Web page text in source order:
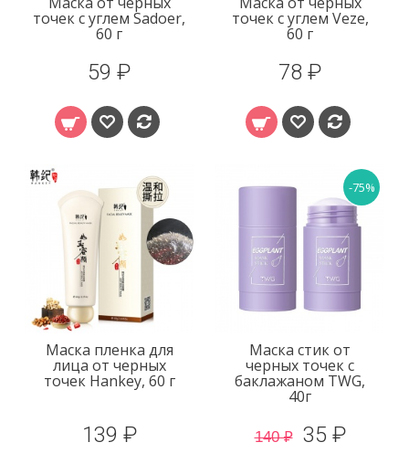
точек с углем Sadoer,
60 г
59 ₽
точек с углем Veze,
60 г
78 ₽
Маска пленка для
лица от черных
точек Hankey, 60 г
139 ₽
-75%
Маска стик от
черных точек с
баклажаном TWG,
40г
140 ₽ 35 ₽